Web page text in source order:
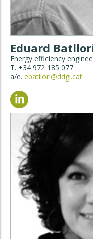
Eduard
Energy efficiency
T. +34 972 185 077
a/e. ebatllori@ddgi.cat